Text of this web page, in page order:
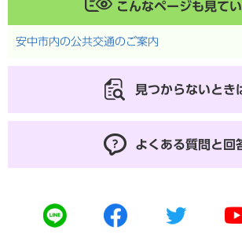
こんなページも見て
安中市内の公共交通のご案内
見つからないとき
よくある質問と回
公
式
公
式
公
式
公
式